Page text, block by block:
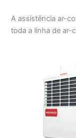
A assistência ar-
toda a linha de ar-